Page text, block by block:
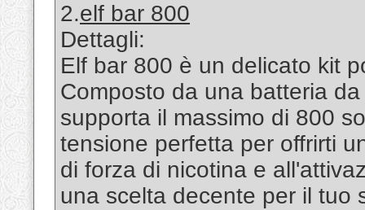
2.elf bar 800
Dettagli:
Elf bar 800 è un delicato kit
Composto da una batteria
supporta il massimo di 800
tensione perfetta per offrirti
di forza di nicotina e
una scelta decente per il tuo